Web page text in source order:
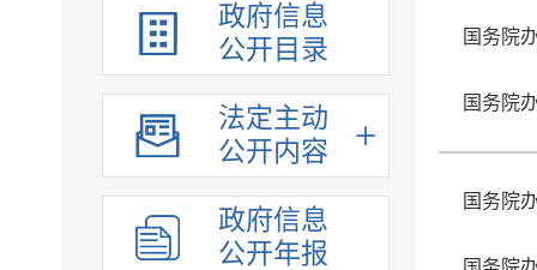
政府信息
公开目录
法定主动
公开内容
政府信息
公开年报
国务院